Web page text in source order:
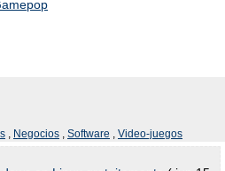
, Negocios , Software , Video-juegos